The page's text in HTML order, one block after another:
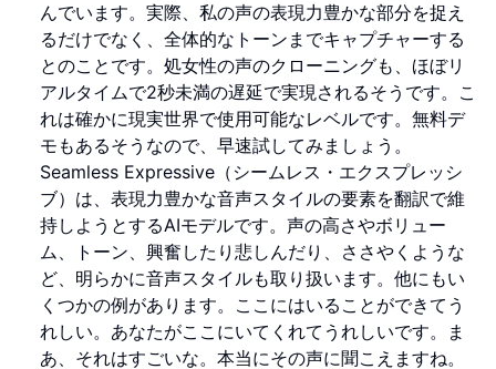
んでいます。実際、私の声の表現力豊かな部分を捉え
るだけでなく、全体的なトーンまでキャプチャーする
とのことです。処女性の声のクローニングも、ほぼリ
アルタイムで2秒未満の遅延で実現されるそうです。こ
れは確かに現実世界で使用可能なレベルです。無料デ
モもあるそうなので、早速試してみましょう。
Seamless Expressive（シームレス・エクスプレッシ
ブ）は、表現力豊かな音声スタイルの要素を翻訳で維
持しようとするAIモデルです。声の高さやボリュー
ム、トーン、興奮したり悲しんだり、ささやくような
ど、明らかに音声スタイルも取り扱います。他にもい
くつかの例があります。ここにはいることができてう
れしい。あなたがここにいてくれてうれしいです。ま
あ、それはすごいな。本当にその声に聞こえますね。